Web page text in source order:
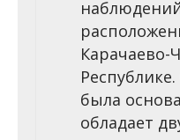
Карачаево-
была
обладает